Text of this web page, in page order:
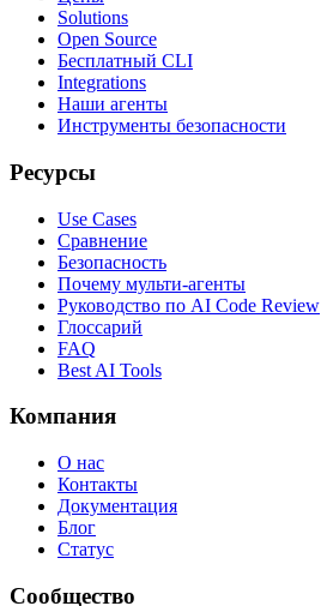
Solutions
Open Source
Бесплатный CLI
Integrations
Наши агенты
Инструменты безопасности
Ресурсы
Use Cases
Сравнение
Безопасность
Почему мульти-агенты
Руководство по AI Code Review
Глоссарий
FAQ
Best AI Tools
Компания
О нас
Контакты
Документация
Блог
Статус
Сообщество